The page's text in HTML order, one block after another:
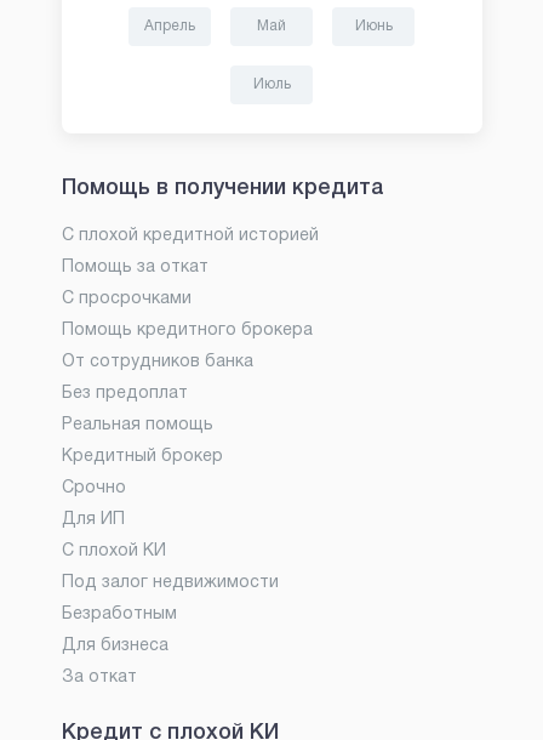
Апрель Май Июнь
Июль
Помощь в получении кредита
С плохой кредитной историей
Помощь за откат
С просрочками
Помощь кредитного брокера
От сотрудников банка
Без предоплат
Реальная помощь
Кредитный брокер
Срочно
Для ИП
С плохой КИ
Под залог недвижимости
Безработным
Для бизнеса
За откат
Кредит с плохой КИ